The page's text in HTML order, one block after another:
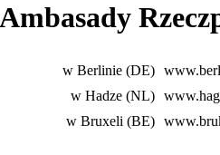
w Berlinie (DE)
w Hadze (NL)
w Bruxeli (BE)